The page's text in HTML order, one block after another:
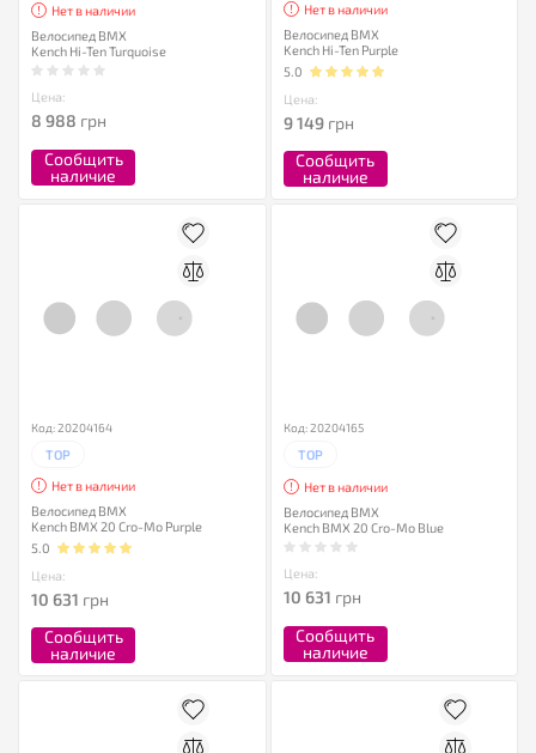
Нет в наличии
Велосипед BMX
Kench Hi-Ten Turquoise
Цена:
8 988 грн
Сообщить
наличие
Нет в наличии
Велосипед BMX
Kench Hi-Ten Purple
5.0
Цена:
9 149грн
Сообщить
наличие
Код: 20204164
TOP
Нет в наличии
Велосипед BMX
Kench BMX 20 Cro-Mo Purple
5.0
Цена:
10 631 грн
Сообщить
наличие
Код: 20204165
TOP
Нет в наличии
Велосипед BMX
Kench BMX 20 Cro-Mo Blue
Цена:
10 631 грн
Сообщить
наличие